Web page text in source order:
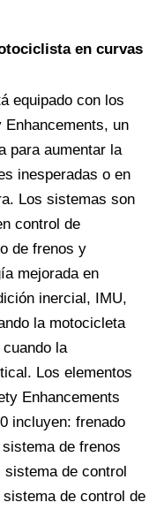
en curvas
equipado con los
un
para aumentar la
inesperadas o en
Los sistemas son
control de
de frenos y
mejorada en
inercial, IMU,
la motocicleta
la
Los elementos
Enhancements
incluyen: frenado
de frenos
sistema de control
de control de